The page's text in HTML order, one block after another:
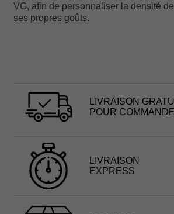
VG, afin de personnaliser la densité
ses propres goûts.
LIVRAISON
POUR
LIVRAISON
EXPRESS